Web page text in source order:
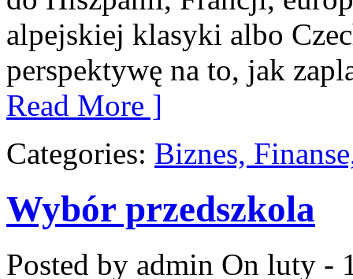
alpejskiej klasyki albo
perspektywę na to, jak
Read More ]
Categories: Biznes,
Wybór przedszkola
Posted by admin On luty -